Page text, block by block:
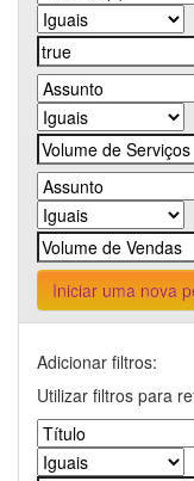
Iniciar uma nova
Adicionar filtros:
Utilizar filtros para